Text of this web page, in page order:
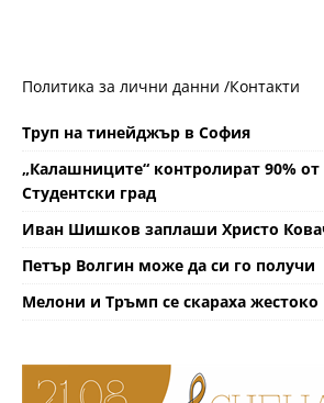
Политика за лични данни /Контакти
Труп на тинейджър в София
„Калашниците“ контролират 90%
Студентски град
Иван Шишков заплаши Христо
Петър Волгин може да си го получи
Мелони и Тръмп се скараха жестоко